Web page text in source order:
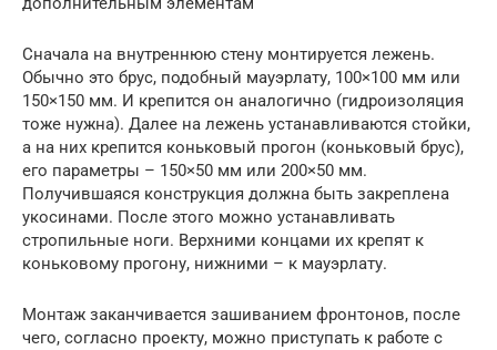
Сначала на внутреннюю стену монтируется лежень.
Обычно это брус, подобный мауэрлату, 100×100 мм или
150×150 мм. И крепится он аналогично (гидроизоляция
тоже нужна). Далее на лежень устанавливаются стойки,
а на них крепится коньковый прогон (коньковый брус),
его параметры – 150×50 мм или 200×50 мм.
Получившаяся конструкция должна быть закреплена
укосинами. После этого можно устанавливать
стропильные ноги. Верхними концами их крепят к
коньковому прогону, нижними – к мауэрлату.
Монтаж заканчивается зашиванием фронтонов, после
чего, согласно проекту, можно приступать к работе с